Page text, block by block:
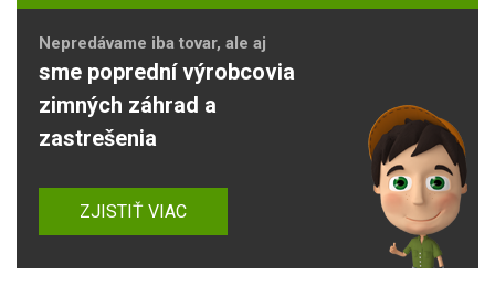
Nepredávame iba tovar, ale aj
sme poprední výrobcovia
zimných záhrad a
zastrešenia
ZJISTIŤ VIAC